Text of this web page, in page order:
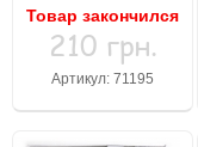
Товар закончился
210 грн.
Артикул: 71195